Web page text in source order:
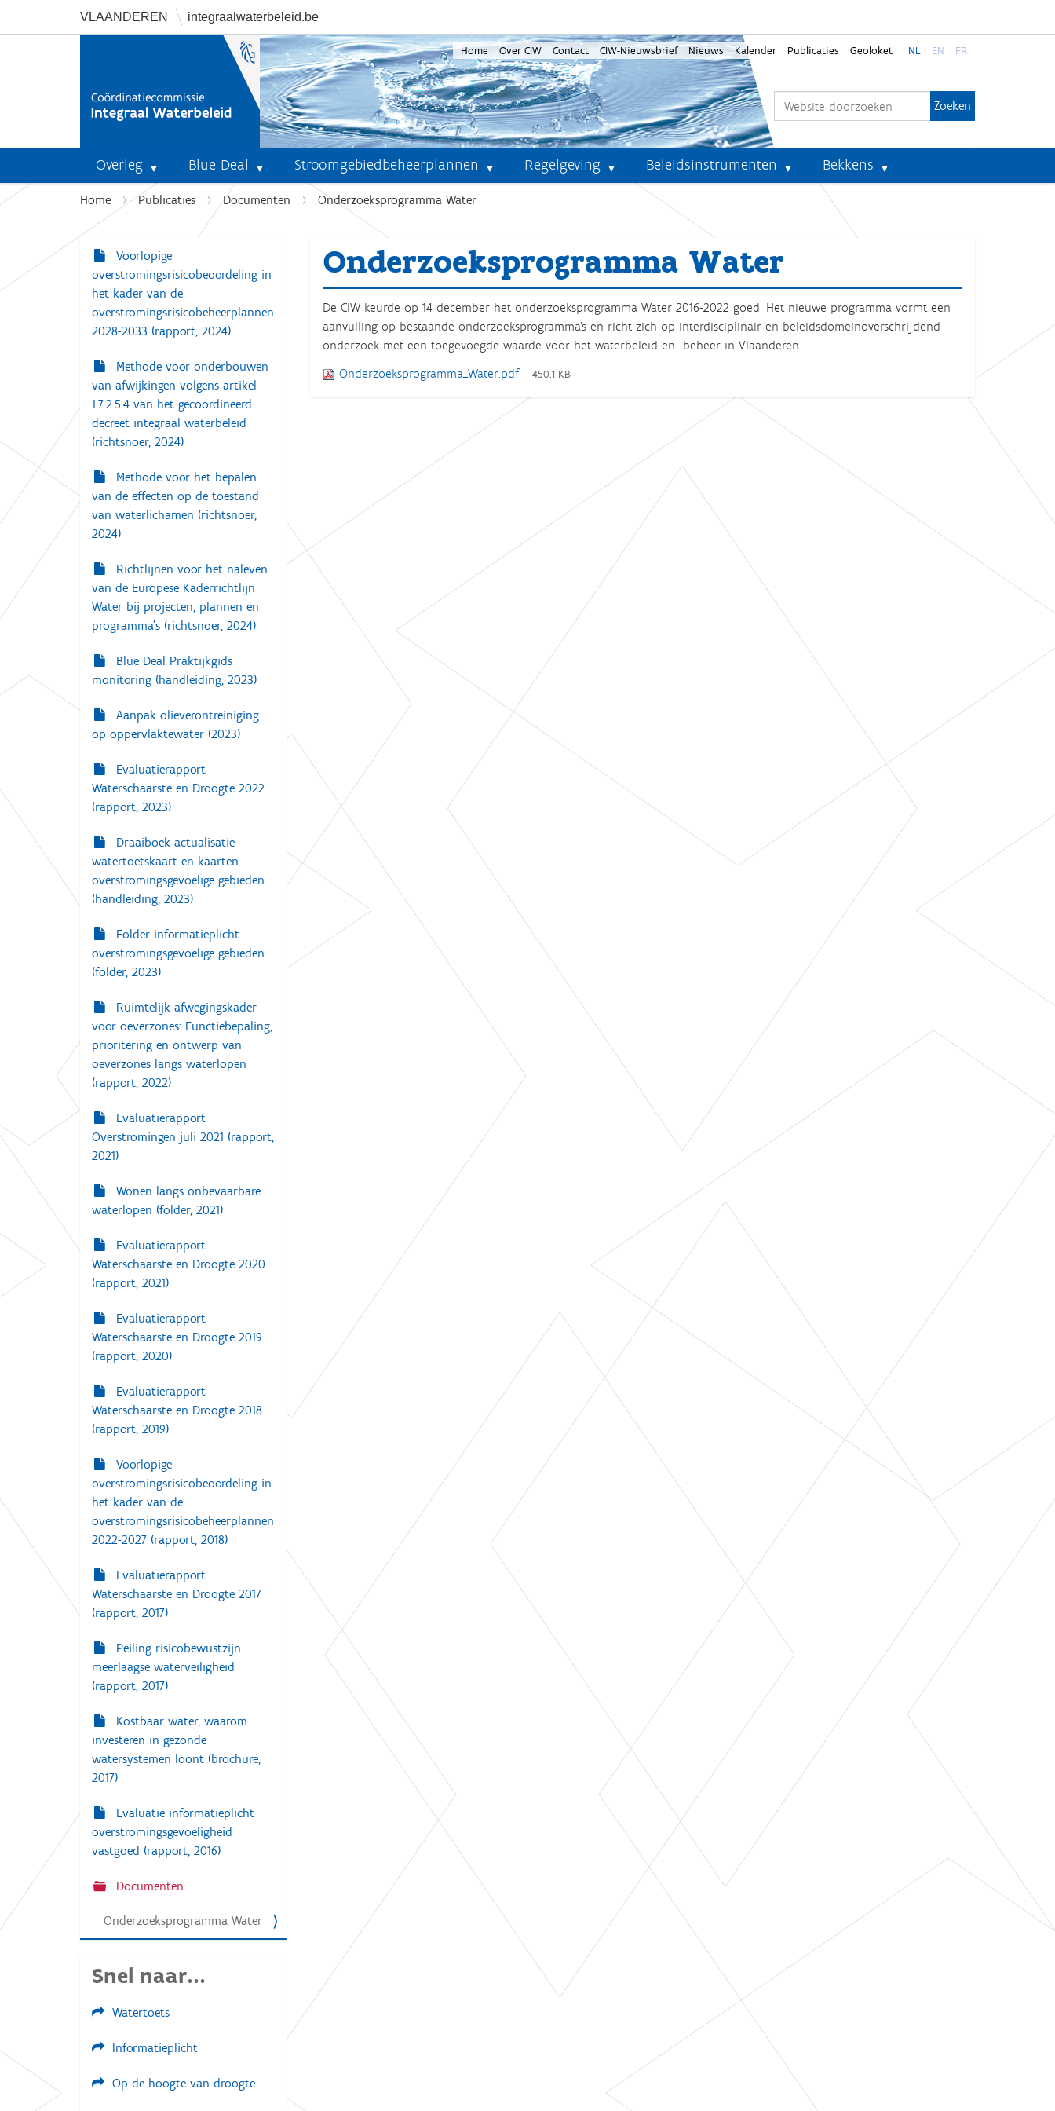
VLAANDEREN integraalwaterbeleid.be
Home Over CIW Contact CIW-Nieuwsbrief Nieuws Kalender Publicaties Geoloket NL EN FR
Overleg Blue Deal Stroomgebiedbeheerplannen Regelgeving Beleidsinstrumenten Bekkens
U
e
Home Publicaties Documenten Onderzoeksprogramma Water
Onderzoeksprogramma Water
De CIW keurde op 14 december het onderzoeksprogramma Water 2016-2022 goed. Het nieuwe programma vormt een
aanvulling op bestaande onderzoeksprogramma’s en richt zich op interdisciplinair en beleidsdomeinoverschrijdend
onderzoek met een toegevoegde waarde voor het waterbeleid en -beheer in Vlaanderen.
Onderzoeksprogramma_Water.pdf — 450.1 KB
N
a
v
i
a
t
i
e
Voorlopige
overstromingsrisicobeoordeling in
het kader van de
overstromingsrisicobeheerplannen
2028-2033 (rapport, 2024)
Methode voor onderbouwen
van afwijkingen volgens artikel
1.7.2.5.4 van het gecoördineerd
decreet integraal waterbeleid
(richtsnoer, 2024)
Methode voor het bepalen
van de effecten op de toestand
van waterlichamen (richtsnoer,
2024)
Richtlijnen voor het naleven
van de Europese Kaderrichtlijn
Water bij projecten, plannen en
programma’s (richtsnoer, 2024)
Blue Deal Praktijkgids
monitoring (handleiding, 2023)
Aanpak olieverontreiniging
op oppervlaktewater (2023)
Evaluatierapport
Waterschaarste en Droogte 2022
(rapport, 2023)
Draaiboek actualisatie
watertoetskaart en kaarten
overstromingsgevoelige gebieden
(handleiding, 2023)
Folder informatieplicht
overstromingsgevoelige gebieden
(folder, 2023)
Ruimtelijk afwegingskader
voor oeverzones: Functiebepaling,
prioritering en ontwerp van
oeverzones langs waterlopen
(rapport, 2022)
Evaluatierapport
Overstromingen juli 2021 (rapport,
2021)
Wonen langs onbevaarbare
waterlopen (folder, 2021)
Evaluatierapport
Waterschaarste en Droogte 2020
(rapport, 2021)
Evaluatierapport
Waterschaarste en Droogte 2019
(rapport, 2020)
Evaluatierapport
Waterschaarste en Droogte 2018
(rapport, 2019)
Voorlopige
overstromingsrisicobeoordeling in
het kader van de
overstromingsrisicobeheerplannen
2022-2027 (rapport, 2018)
Evaluatierapport
Waterschaarste en Droogte 2017
(rapport, 2017)
Peiling risicobewustzijn
meerlaagse waterveiligheid
(rapport, 2017)
Kostbaar water, waarom
investeren in gezonde
watersystemen loont (brochure,
2017)
Evaluatie informatieplicht
overstromingsgevoeligheid
vastgoed (rapport, 2016)
Documenten
Onderzoeksprogramma Water
Snel naar...
Watertoets
Informatieplicht
Op de hoogte van droogte